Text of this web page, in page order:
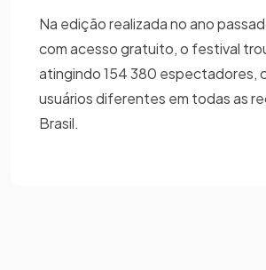
Na edição realizada no ano
com acesso gratuito, o festival
atingindo 154 380 espectadores,
usuários diferentes em todas as
Brasil.